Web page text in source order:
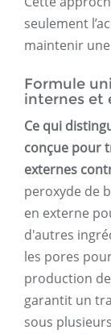
seulement
maintenir
Formule
internes et
Ce qui
conçue pour
externes
peroxyde de
en externe
d'autres
les pores
production
garantit un
sous